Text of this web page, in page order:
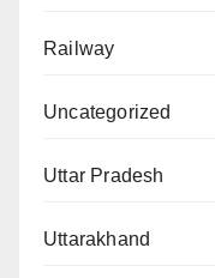
Railway
Uncategorized
Uttar Pradesh
Uttarakhand